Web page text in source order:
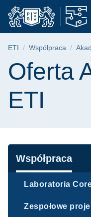
Przejdź
do
menu
Przejdź
do
wyszukiwarki
Przejdź
do
treści
Oferta
Ścieżka
ETI Współpraca
Treść
Oferta
ETI
Nawigacja
Współpraca
Laboratoria
Zespołowe